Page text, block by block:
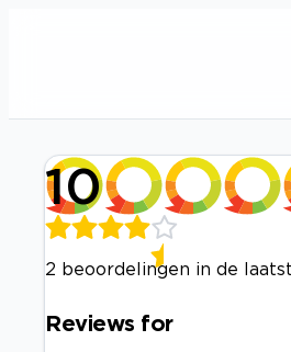
10
2 beoordelingen in de
Reviews for